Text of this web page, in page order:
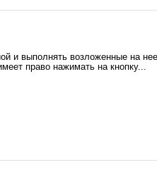
и выполнять возложенные на нее
право нажимать на кнопку...